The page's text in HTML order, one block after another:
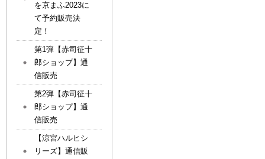
を京まふ2023に
て予約販売決
定！
第1弾【赤司征十
郎ショップ】通
信販売
第2弾【赤司征十
郎ショップ】通
信販売
【涼宮ハルヒシ
リーズ】通信販